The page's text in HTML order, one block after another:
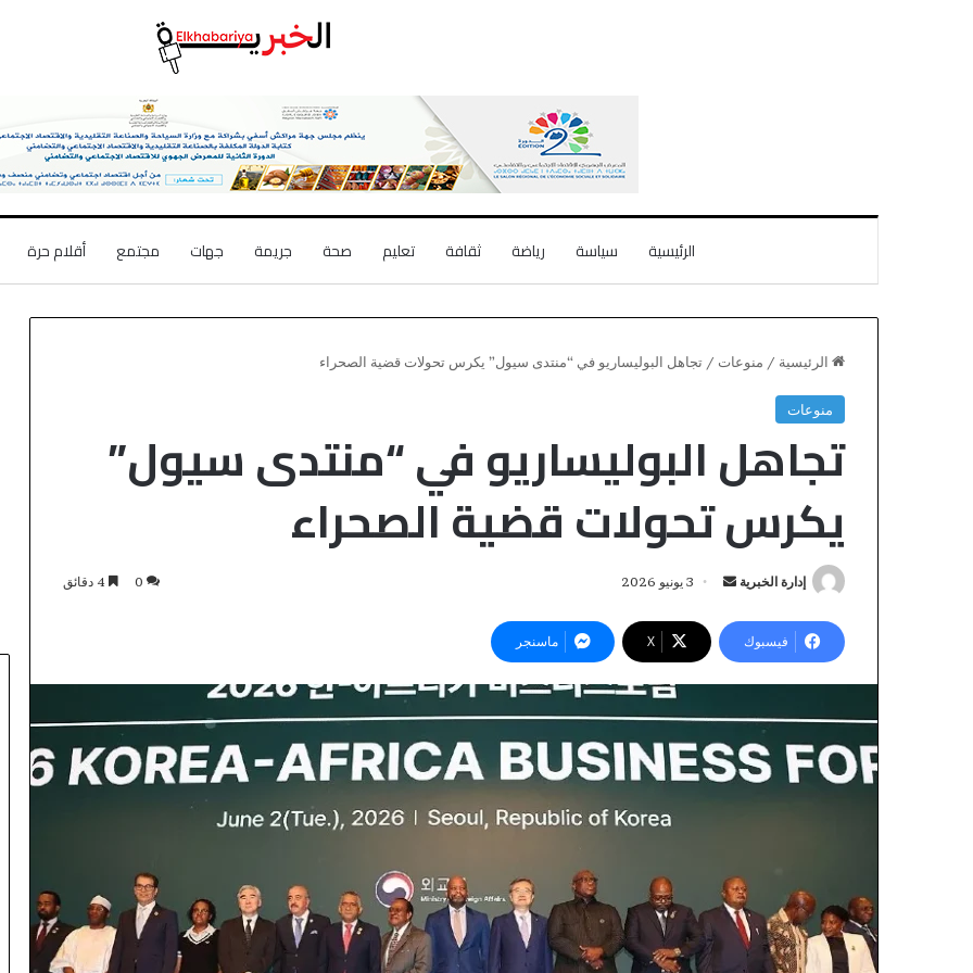
الرئيسية سياسة رياضة ثقافة تعليم صحة جريمة جهات مجتمع أقلام حرة
الرئيسية / منوعات / تجاهل البوليساريو في “منتدى سيول” يكرس تحولات قضية الصحراء
منوعات
تجاهل البوليساريو في “منتدى سيول”
يكرس تحولات قضية الصحراء
إدارة الخبرية
س
ل
ب
ي
د
ت
3 يونيو 2026 0
فيسبوك ‫X ماسنجر
F
B
A
T
_
منذ ساعة واحدة
FB_AUDIT_TEMP
F
B
A
I
T
_
منذ ساعة واحدة
FB_AUDIT_TEMP